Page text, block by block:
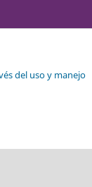
del uso y manejo